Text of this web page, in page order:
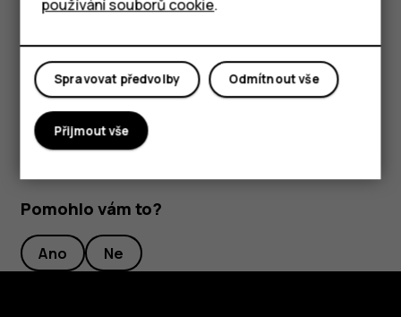
přílišnému zahřívání může zařízení automaticky zpomalit,
se samo vypne. Pokud zařízení nepracuje správně,
předejte ho do nejbližšího autorizovaného servisu.
Pomohlo vám to?
Ano Ne
používání souborů cookie.
Odmítnout vše
Spravovat předvolby
Přijmout vše